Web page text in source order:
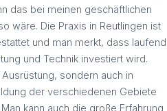
das bei meinen geschäftlichen
wäre. Die Praxis in Reutlingen ist
und man merkt, dass laufend
und Technik investiert wird.
sondern auch in
der verschiedenen Gebiete
kann auch die große Erfahrung